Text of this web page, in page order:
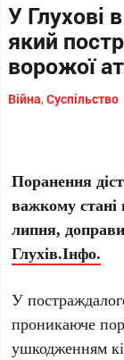
У Глухові
який
ворожої
Війна,Суспільство
Поранення
важкому стані
липня,
Глухів.Інфо.
У
проникаюче
ушкодженням